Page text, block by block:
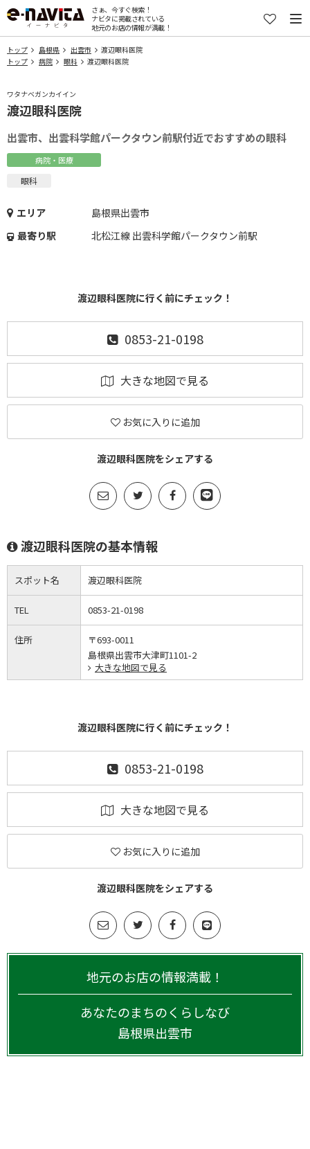
さぁ、今すぐ検索！
ナビタに掲載されている
地元のお店の情報が満載！
トップ 島根県 出雲市
渡辺眼科医院
トップ
病院 眼科 渡辺眼科医院
ワタナベガンカイイン
渡辺眼科医院
出雲市、出雲科学館パークタウン前駅付近でおすすめの眼科
病院・医療
眼科
エリア
島根県出雲市
最寄り駅
北松江線 出雲科学館パークタウン前駅
渡辺眼科医院に行く前にチェック！
0853-21-0198
大きな地図で見る
お気に入りに追加
渡辺眼科医院をシェアする
渡辺眼科医院の基本情報
スポット名 渡辺眼科医院
TEL 0853-21-0198
住所
〒693-0011
島根県出雲市大津町1101-2
大きな地図で見る
渡辺眼科医院に行く前にチェック！
0853-21-0198
大きな地図で見る
お気に入りに追加
渡辺眼科医院をシェアする
地元のお店の情報満載！
あなたのまちのくらしなび
島根県出雲市